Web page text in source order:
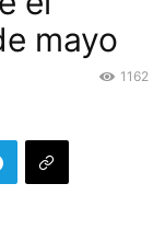
mayo
1162